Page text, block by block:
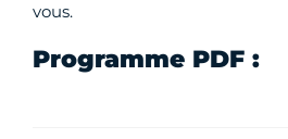
vous.
Programme PDF :